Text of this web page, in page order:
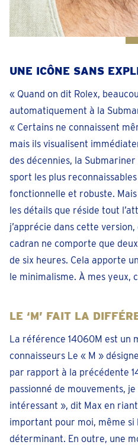
UNE ICÔNE SANS
« Quand on dit Rolex,
automatiquement à la
« Certains ne connaissent
mais ils visualisent
des décennies, la
sport les plus
fonctionnelle et robuste.
les détails que réside tout
j’apprécie dans cette version,
cadran ne comporte que
de six heures. Cela apporte
le minimalisme. À mes yeux,
LE ‘M’ FAIT LA
La référence 14060M est un
connaisseurs Le « M »
par rapport à la précédente
passionné de mouvements,
intéressant », dit Max en
important pour moi, même si
déterminant. En outre, une